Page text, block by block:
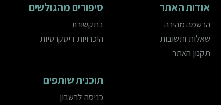
אודות האתר
הרשמה מהירה
שאלות ותשובות
תקנון האתר
סיפורים מהגולשים
בתקשורת
היכרויות דיסקרטיות
תוכנית שותפים
כניסה לחשבון